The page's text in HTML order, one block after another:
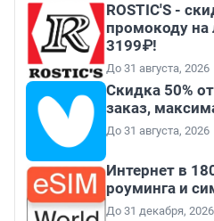
ROSTIC'S -
промокоду на
3199₽!
До 31 августа, 2026
Скидка 50%
заказ,
До 31 августа, 2026
Интернет в
роуминга и
До 31 декабря, 2026